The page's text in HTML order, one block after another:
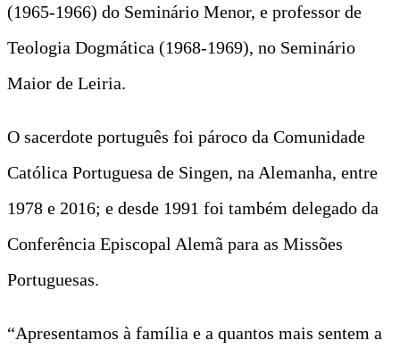
(1965-1966) do Seminário Menor, e professor de
Teologia Dogmática (1968-1969), no Seminário
Maior de Leiria.
O sacerdote português foi pároco da Comunidade
Católica Portuguesa de Singen, na Alemanha, entre
1978 e 2016; e desde 1991 foi também delegado da
Conferência Episcopal Alemã para as Missões
Portuguesas.
“Apresentamos à família e a quantos mais sentem a